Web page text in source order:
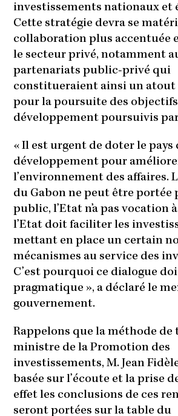
investissements nationaux et
Cette stratégie devra se
collaboration plus accentuée
le secteur privé, notamment
partenariats public-privé qui
constitueraient ainsi un
pour la poursuite des
développement poursuivis
« Il est urgent de doter le pays
développement pour
l’environnement des affaires.
du Gabon ne peut être portée
public, l’Etat n’a pas vocation
l’Etat doit faciliter les
mettant en place un certain
mécanismes au service des
C’est pourquoi ce dialogue
pragmatique », a déclaré le
gouvernement.
Rappelons que la méthode de
ministre de la Promotion des
investissements, M. Jean
basée sur l’écoute et la prise
effet les conclusions de ces
seront portées sur la table du